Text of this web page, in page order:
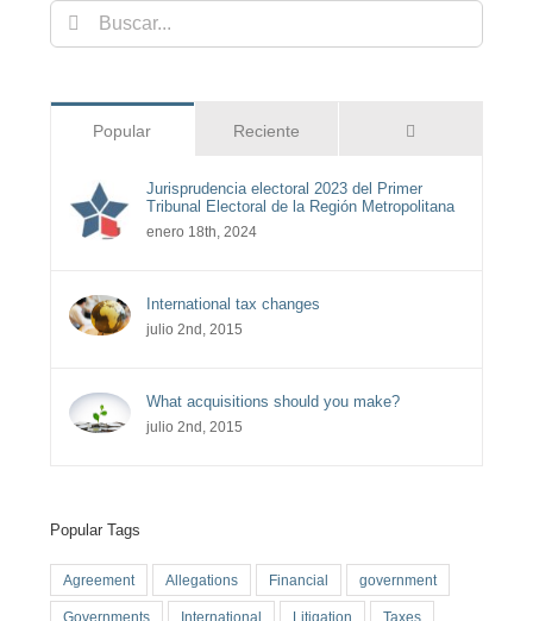
Buscar:
Popular Reciente
Jurisprudencia electoral 2023 del Primer
Tribunal Electoral de la Región Metropolitana
enero 18th, 2024
International tax changes
julio 2nd, 2015
What acquisitions should you make?
julio 2nd, 2015
Popular Tags
Agreement Allegations Financial government
Governments International Litigation Taxes